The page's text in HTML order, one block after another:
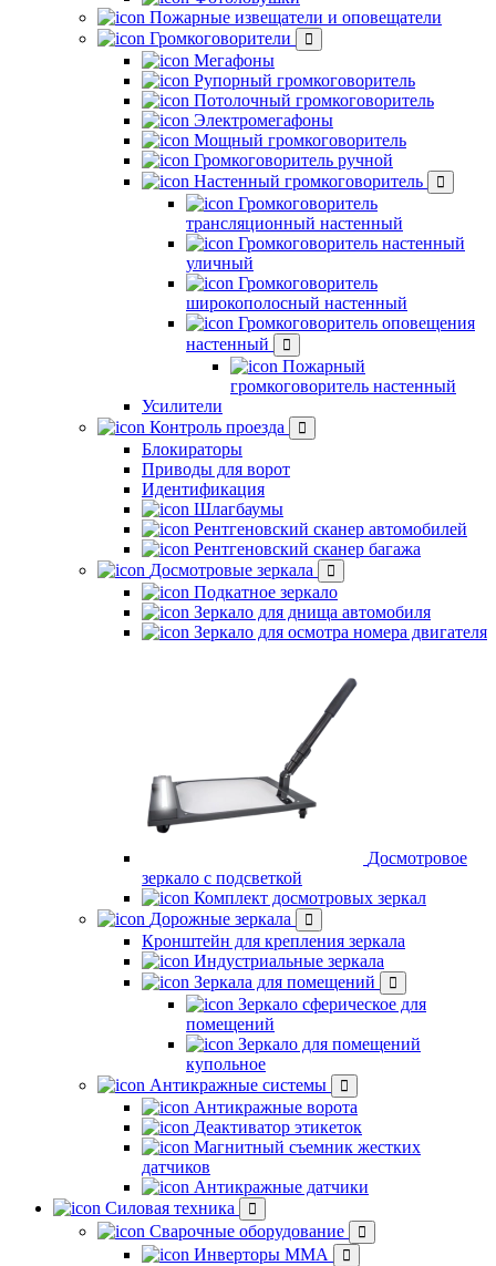
Пожарные извещатели и оповещатели
Громкоговорители
Мегафоны
Рупорный громкоговоритель
Потолочный громкоговоритель
Электромегафоны
Мощный громкоговоритель
Громкоговоритель ручной
Настенный громкоговоритель
Громкоговоритель
трансляционный настенный
Громкоговоритель настенный
уличный
Громкоговоритель
широкополосный настенный
Громкоговоритель оповещения
настенный
Пожарный
громкоговоритель настенный
Усилители
Контроль проезда
Блокираторы
Приводы для ворот
Идентификация
Шлагбаумы
Рентгеновский сканер автомобилей
Рентгеновский сканер багажа
Досмотровые зеркала
Подкатное зеркало
Зеркало для днища автомобиля
Зеркало для осмотра номера двигателя
Досмотровое
зеркало с подсветкой
Комплект досмотровых зеркал
Дорожные зеркала
Кронштейн для крепления зеркала
Индустриальные зеркала
Зеркала для помещений
Зеркало сферическое для
помещений
Зеркало для помещений
купольное
Антикражные системы
Антикражные ворота
Деактиватор этикеток
Магнитный съемник жестких
датчиков
Антикражные датчики
Силовая техника
Сварочные оборудование
Инверторы ММА